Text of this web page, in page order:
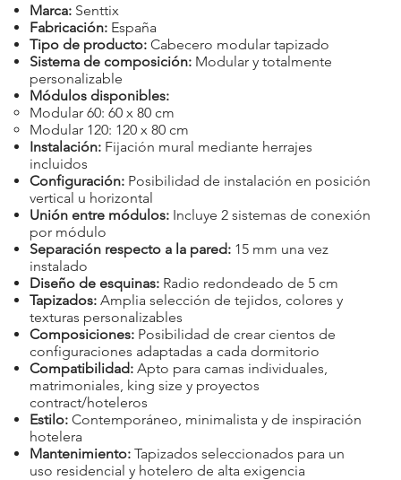
Marca: Senttix
Fabricación: España
Tipo de producto: Cabecero modular tapizado
Sistema de composición: Modular y totalmente
personalizable
Módulos disponibles:
Modular 60: 60 x 80 cm
Modular 120: 120 x 80 cm
Instalación: Fijación mural mediante herrajes
incluidos
Configuración: Posibilidad de instalación en posición
vertical u horizontal
Unión entre módulos: Incluye 2 sistemas de conexión
por módulo
Separación respecto a la pared: 15 mm una vez
instalado
Diseño de esquinas: Radio redondeado de 5 cm
Tapizados: Amplia selección de tejidos, colores y
texturas personalizables
Composiciones: Posibilidad de crear cientos de
configuraciones adaptadas a cada dormitorio
Compatibilidad: Apto para camas individuales,
matrimoniales, king size y proyectos
contract/hoteleros
Estilo: Contemporáneo, minimalista y de inspiración
hotelera
Mantenimiento: Tapizados seleccionados para un
uso residencial y hotelero de alta exigencia